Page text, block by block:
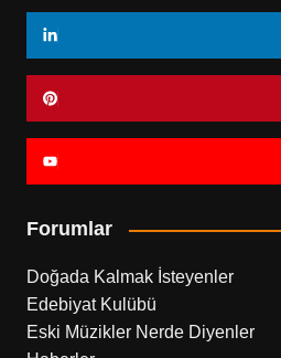
Forumlar
Doğada Kalmak İsteyenler
Edebiyat Kulübü
Eski Müzikler Nerde Diyenler